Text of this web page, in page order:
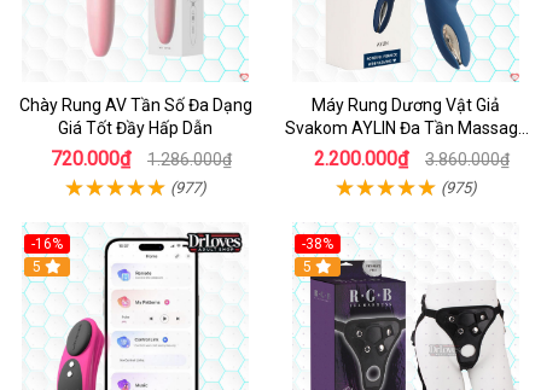
Chày Rung AV Tần Số Đa Dạng
Giá Tốt Đầy Hấp Dẫn
720.000₫ 1.286.000₫
(977)
Máy Rung Dương Vật Giả
Svakom AYLIN Đa Tần Massage
Sướng
2.200.000₫ 3.860.000₫
(975)
-16%
Hot
5
-38%
Hot
5